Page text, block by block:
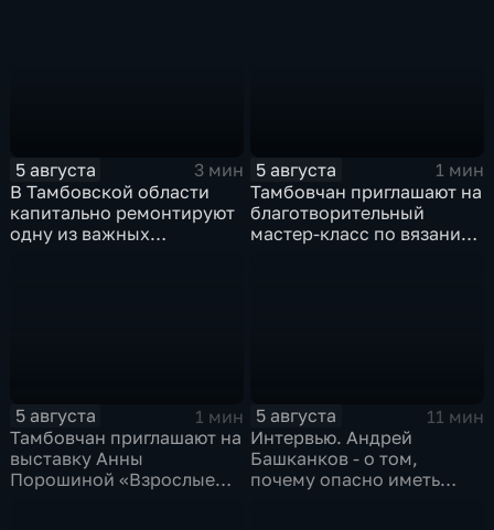
5 августа
3 мин
В Тамбовской области
капитально ремонтируют
одну из важных
5 августа
1 мин
Тамбовчан приглашают на
благотворительный
мастер-класс по вязанию
5 августа
1 мин
Тамбовчан приглашают на
выставку Анны
Порошиной «Взрослые
5 августа
11 мин
Интервью. Андрей
Башканков - о том,
почему опасно иметь